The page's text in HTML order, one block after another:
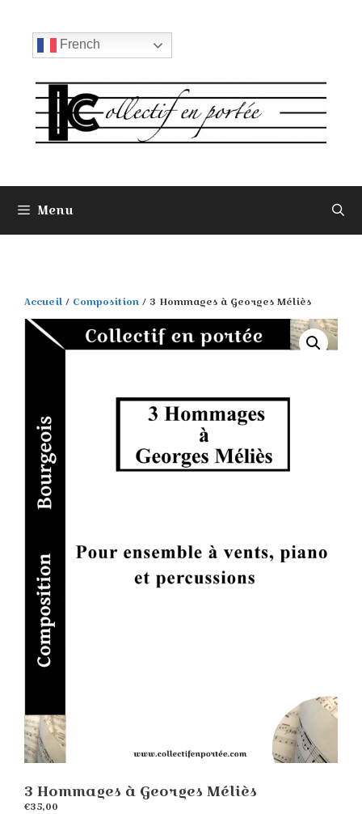
contenu
French
Menu
Accueil/ Composition/ 3 Hommages à Georges Méliès
3 Hommages à Georges Méliès
€35,00